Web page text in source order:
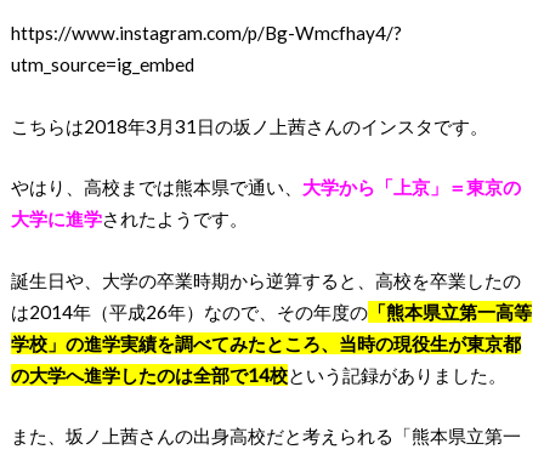
https://www.instagram.com/p/Bg-Wmcfhay4/?
utm_source=ig_embed
こちらは2018年3月31日の坂ノ上茜さんのインスタです。
やはり、高校までは熊本県で通い、 大学から「上京」＝東京の
大学に進学されたようです。
誕生日や、大学の卒業時期から逆算すると、高校を卒業したの
は2014年（平成26年）なので、その年度の「熊本県立第一高等
学校」の進学実績を調べてみたところ、当時の現役生が東京都
の大学へ進学したのは全部で14校という記録がありました。
また、坂ノ上茜さんの出身高校だと考えられる「熊本県立第一